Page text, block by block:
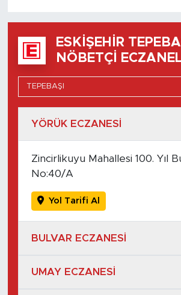
ESKIŞEHIR
NÖBETÇI
YÖRÜK ECZANESİ
Zincirlikuyu Mahallesi 100. Yıl
No:40/A
Yol Tarifi Al
BULVAR ECZANESİ
UMAY ECZANESİ